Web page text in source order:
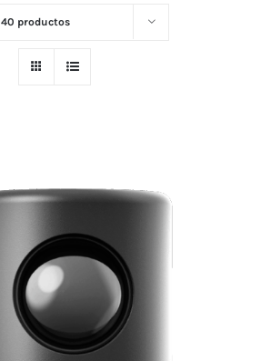
40 productos
PRODUCTO
TIENE